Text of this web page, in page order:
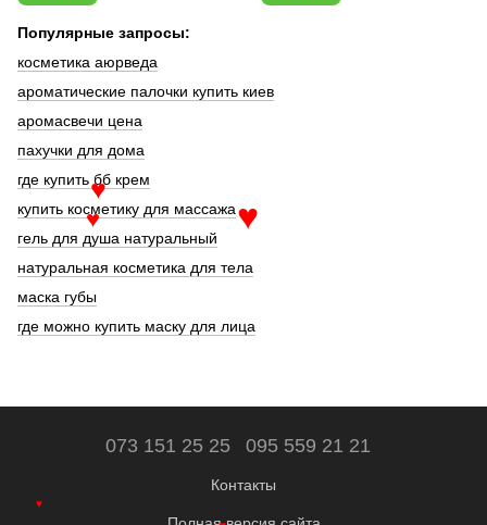
Популярные запросы:
косметика аюрведа
ароматические палочки купить киев
аромасвечи цена
пахучки для дома
где купить бб крем
купить косметику для массажа
гель для душа натуральный
натуральная косметика для тела
маска губы
где можно купить маску для лица
073 151 25 25 095 559 21 21
Контакты
♥
♥ ♥